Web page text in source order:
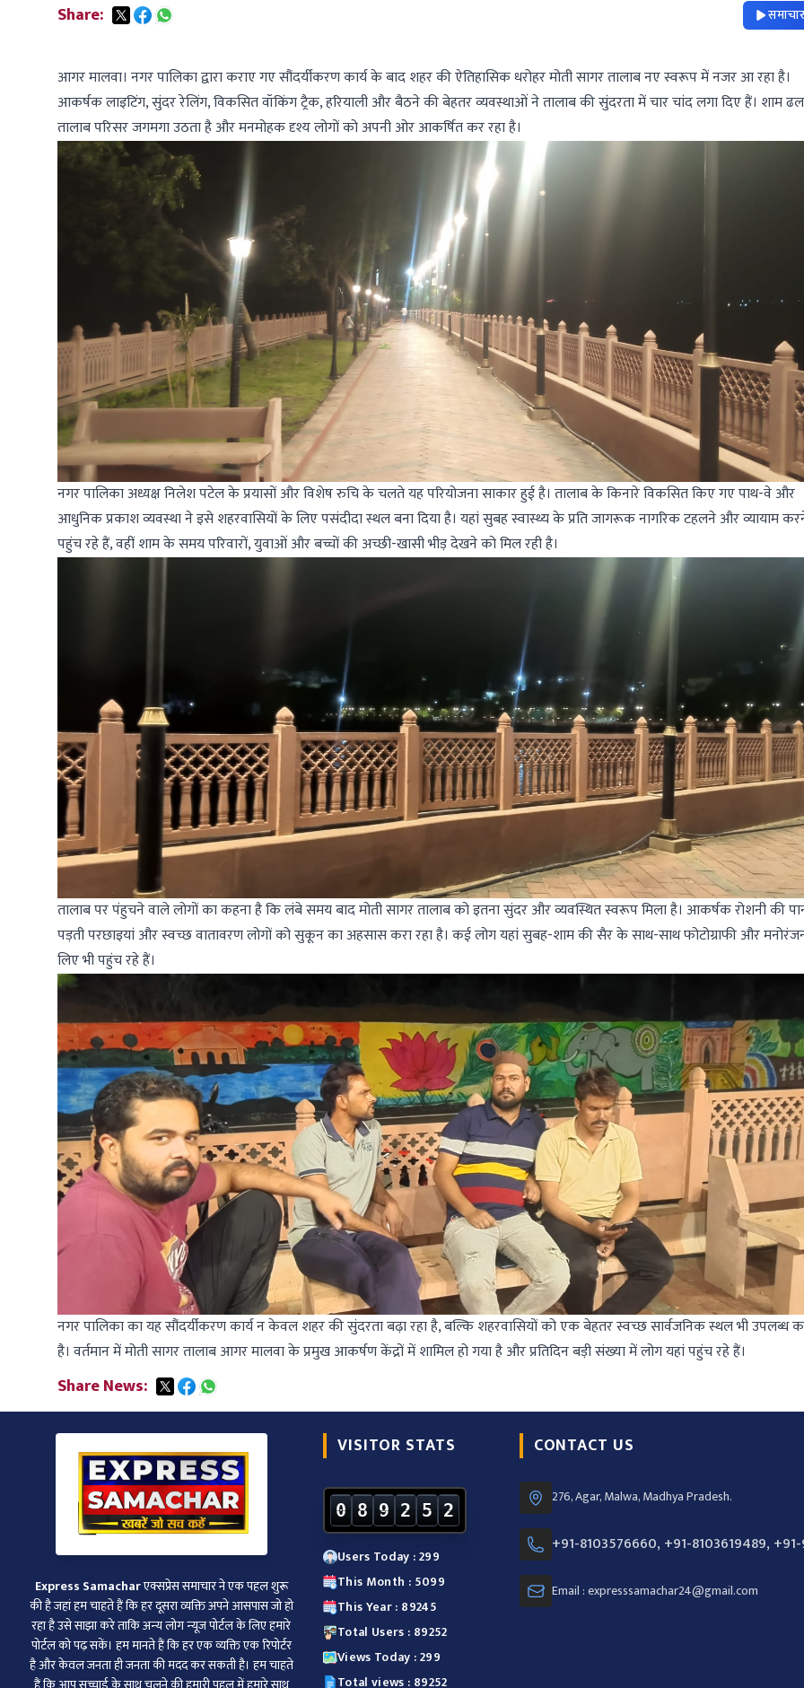
Share:
आगर मालवा। नगर पालिका द्वारा कराए गए सौंदर्यीकरण कार्य के बाद शहर की ऐतिहासिक धरोहर मोती सागर तालाब नए स्वरूप में नजर आ रहा है।
आकर्षक लाइटिंग, सुंदर रेलिंग, विकसित वॉकिंग ट्रैक, हरियाली और बैठने की बेहतर व्यवस्थाओं ने तालाब की सुंदरता में चार चांद लगा दिए हैं। शाम
तालाब परिसर जगमगा उठता है और मनमोहक दृश्य लोगों को अपनी ओर आकर्षित कर रहा है।
नगर पालिका अध्यक्ष निलेश पटेल के प्रयासों और विशेष रुचि के चलते यह परियोजना साकार हुई है। तालाब के किनारे विकसित किए गए पाथ-वे और
आधुनिक प्रकाश व्यवस्था ने इसे शहरवासियों के लिए पसंदीदा स्थल बना दिया है। यहां सुबह स्वास्थ्य के प्रति जागरूक नागरिक टहलने और व्यायाम
पहुंच रहे हैं, वहीं शाम के समय परिवारों, युवाओं और बच्चों की अच्छी-खासी भीड़ देखने को मिल रही है।
तालाब पर पंहुचने वाले लोगों का कहना है कि लंबे समय बाद मोती सागर तालाब को इतना सुंदर और व्यवस्थित स्वरूप मिला है। आकर्षक रोशनी की
पड़ती परछाइयां और स्वच्छ वातावरण लोगों को सुकून का अहसास करा रहा है। कई लोग यहां सुबह-शाम की सैर के साथ-साथ फोटोग्राफी और
लिए भी पहुंच रहे हैं।
नगर पालिका का यह सौंदर्यीकरण कार्य न केवल शहर की सुंदरता बढ़ा रहा है, बल्कि शहरवासियों को एक बेहतर स्वच्छ सार्वजनिक स्थल भी उपलब्ध
है। वर्तमान में मोती सागर तालाब आगर मालवा के प्रमुख आकर्षण केंद्रों में शामिल हो गया है और प्रतिदिन बड़ी संख्या में लोग यहां पहुंच रहे हैं।
Share News:
Express Samacharएक्सप्रेस समाचार ने एक पहल शुरू
की है जहां हम चाहते हैं कि हर दूसरा व्‍यक्ति अपने आसपास जो हो
रहा है उसे साझा करे ताकि अन्‍य लोग न्‍यूज पोर्टल के लिए हमारे
पोर्टल को पढ़ सकें। हम मानते हैं कि हर एक व्यक्ति एक रिपोर्टर
है और केवल जनता ही जनता की मदद कर सकती है। हम चाहते
VISITOR STATS
0 8 9 2 5 2
Users Today : 299
This Month : 5099
This Year : 89245
Total Users : 89252
Views Today : 299
Total views : 89252
CONTACT US
276, Agar, Malwa, Madhya Pradesh.
+91-8103576660, +91-8103619489,
Email : expresssamachar24@gmail.com